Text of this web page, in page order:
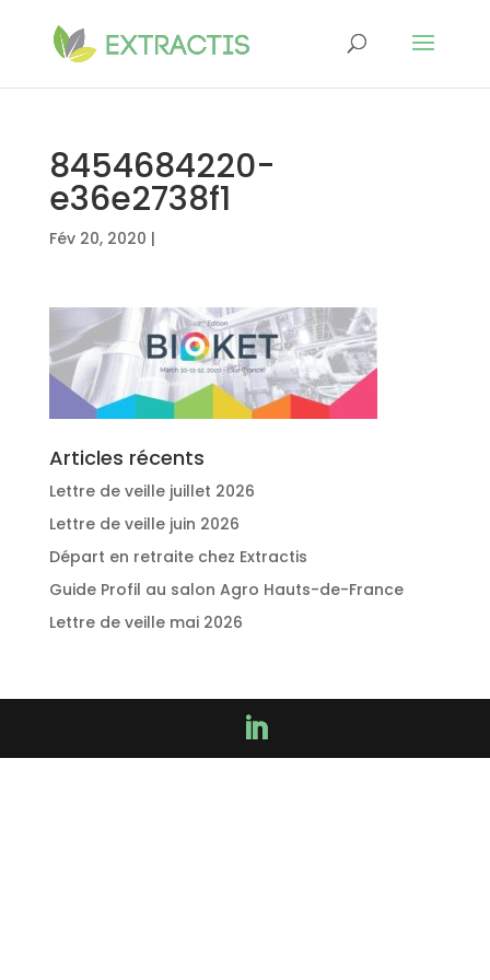
8454684220-
e36e2738f1
Fév 20, 2020 |
Articles récents
Lettre de veille juillet 2026
Lettre de veille juin 2026
Départ en retraite chez Extractis
Guide Profil au salon Agro Hauts-de-France
Lettre de veille mai 2026